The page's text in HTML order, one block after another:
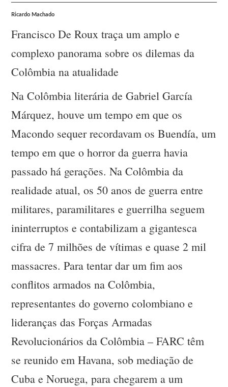
Ricardo Machado
Francisco De Roux traça um amplo e
complexo panorama sobre os dilemas da
Colômbia na atualidade
Na Colômbia literária de Gabriel García
Márquez, houve um tempo em que os
Macondo sequer recordavam os Buendía, um
tempo em que o horror da guerra havia
passado há gerações. Na Colômbia da
realidade atual, os 50 anos de guerra entre
militares, paramilitares e guerrilha seguem
ininterruptos e contabilizam a gigantesca
cifra de 7 milhões de vítimas e quase 2 mil
massacres. Para tentar dar um fim aos
conflitos armados na Colômbia,
representantes do governo colombiano e
lideranças das Forças Armadas
Revolucionários da Colômbia – FARC têm
se reunido em Havana, sob mediação de
Cuba e Noruega, para chegarem a um